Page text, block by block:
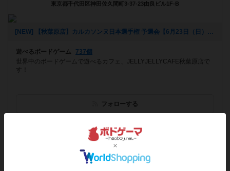
東京都千代田区神田佐久間町3-37-23由良ビル1F-B
[NEW] 【秋葉原店】カルカソンヌ日本選手権 予選会【6月23日（日）】（2024年05月15日 15時55分）
遊べるボードゲーム
737個
世界中のボードゲームで遊べるカフェ、JELLYJELLYCAFE秋葉原店で
す！
フォローする
サイコロ堂
沖縄県那覇市三原1-1-1地下